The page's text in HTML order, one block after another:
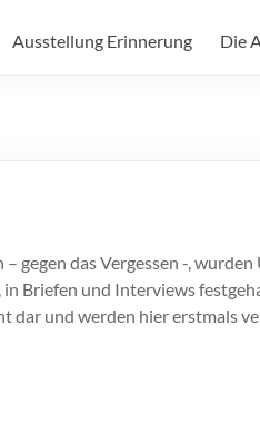
Ausstellung Erinnerung Die
gegen das Vergessen -,
Briefen und Interviews
dar und werden hier erstmals